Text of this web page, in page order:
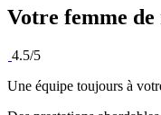
Votre femme de
4.5/5
Une équipe toujours à